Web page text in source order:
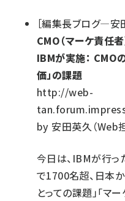
［編集長ブログ―安
CMO（マーケ責任
IBMが実施： CMOの
価」の課題
http://web-
by 安田英久（Web
今日は、IBMが行っ
で1700名超、日本
とっての課題」「マ